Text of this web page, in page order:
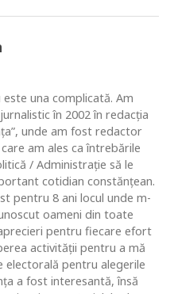
una complicată. Am
în 2002 în redacția
unde am fost redactor
am ales ca întrebările
/ Administrație să le
cotidian constănțean.
pentru 8 ani locul unde m-
oameni din toate
pentru fiecare efort
activității pentru a mă
electorală pentru alegerile
a fost interesantă, însă